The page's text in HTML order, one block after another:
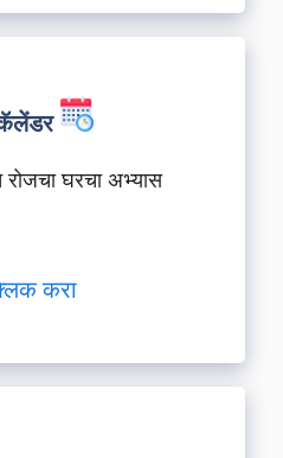
रोजचा घरचा अभ्यास
करा